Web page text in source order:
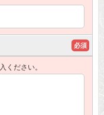
必須
ください。